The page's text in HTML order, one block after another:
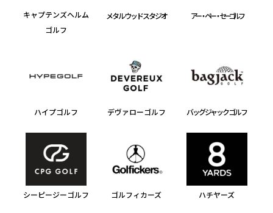
キャプテンズヘルム
ゴルフ
メタルウッドスタジオ アー・ペー・セー ゴルフ
ハイプゴルフ デヴァローゴルフ バッグジャックゴルフ
シーピージーゴルフ ゴルフィカーズ ハチヤーズ